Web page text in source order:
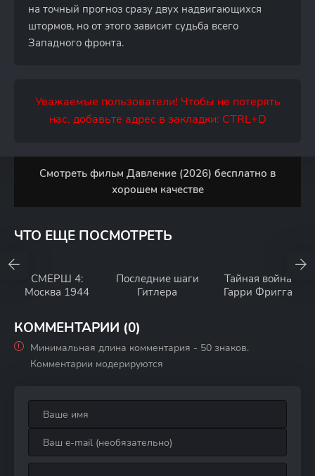
на точный прогноз сразу двух надвигающихся
штормов, но от этого зависит судьба всего
Западного фронта.
Уважаемые пользователи! Чтобы не потерять
нас, добавьте адрес в закладки: CTRL+D
Смотреть фильм Давление (2026) бесплатно в
хорошем качестве
ЧТО ЕЩЕ ПОСМОТРЕТЬ
СМЕРШ 4:
Москва 1944
Последние шаги
Гитлера
Тайная война
Гарри Фригга
КОММЕНТАРИИ (0)
Минимальная длина комментария - 50 знаков.
Комментарии модерируются